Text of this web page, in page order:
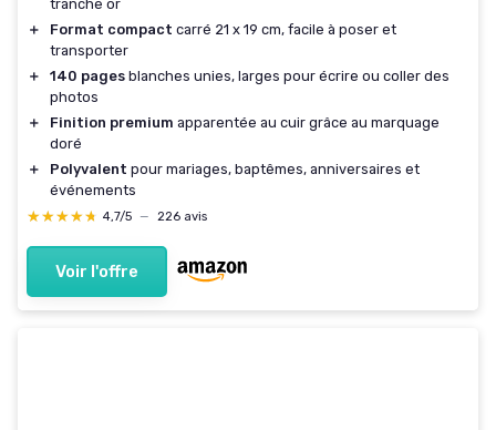
tranche or
＋
Format compact carré 21 x 19 cm, facile à poser et
transporter
＋
140 pages blanches unies, larges pour écrire ou coller des
photos
＋
Finition premium apparentée au cuir grâce au marquage
doré
＋
Polyvalent pour mariages, baptêmes, anniversaires et
événements
★★★★★
★★★★★ 4,7/5 — 226 avis
Voir l'offre